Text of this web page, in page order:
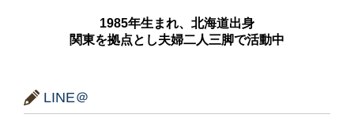
1985年生まれ、北海道出身
関東を拠点とし夫婦二人三脚で活動中
LINE＠